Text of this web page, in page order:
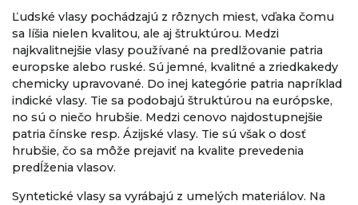
Ľudské vlasy pochádzajú z rôznych miest, vďaka čomu
sa líšia nielen kvalitou, ale aj štruktúrou. Medzi
najkvalitnejšie vlasy používané na predlžovanie patria
europske alebo ruské. Sú jemné, kvalitné a zriedkakedy
chemicky upravované. Do inej kategórie patria napríklad
indické vlasy. Tie sa podobajú štruktúrou na európske,
no sú o niečo hrubšie. Medzi cenovo najdostupnejšie
patria čínske resp. Ázijské vlasy. Tie sú však o dosť
hrubšie, čo sa môže prejaviť na kvalite prevedenia
predĺženia vlasov.
Syntetické vlasy sa vyrábajú z umelých materiálov. Na